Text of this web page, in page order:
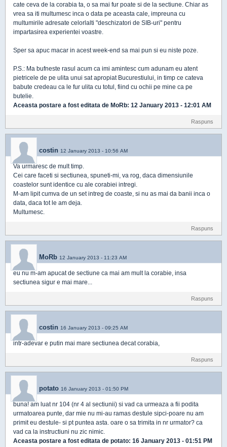
cate ceva de la corabia ta, o sa mai fur poate si de la sectiune. Chiar as
vrea sa iti multumesc inca o data pe aceasta cale, impreuna cu
multumirile adresate celorlalti "deschizatori de SIB-uri" pentru
impartasirea experientei voastre.
Sper sa apuc macar in acest week-end sa mai pun si eu niste poze.
P.S.: Ma bufneste rasul acum ca imi amintesc cum adunam eu atent
pietricele de pe ulita unui sat apropiat Bucurestiului, in timp ce cateva
babute credeau ca le fur ulita cu totul, fiind cu ochii pe mine ca pe
butelie.
Aceasta postare a fost editata de MoRb: 12 January 2013 - 12:01 AM
Raspuns
costin 12 January 2013 - 10:56 AM
Va urmaresc de mult timp.
Cei care faceti si sectiunea, spuneti-mi, va rog, daca dimensiunile
coastelor sunt identice cu ale corabiei intregi.
M-am lipit cumva de un set intreg de coaste, si nu as mai da banii inca o
data, daca tot le am deja.
Multumesc.
Raspuns
MoRb 12 January 2013 - 11:23 AM
eu nu m-am apucat de sectiune ca mai am mult la corabie, insa
sectiunea sigur e mai mare...
Raspuns
costin 16 January 2013 - 09:25 AM
intr-adevar e putin mai mare sectiunea decat corabia,
Raspuns
potato 16 January 2013 - 01:50 PM
buna! am luat nr 104 (nr 4 al sectiunii) si vad ca urmeaza a fii podita
urmatoarea punte, dar mie nu mi-au ramas destule sipci-poare nu am
primit eu destule- si pt puntea asta. oare o sa trimita in nr urmator? ca
vad ca la instructiuni nu zic nimic.
Aceasta postare a fost editata de potato: 16 January 2013 - 01:51 PM